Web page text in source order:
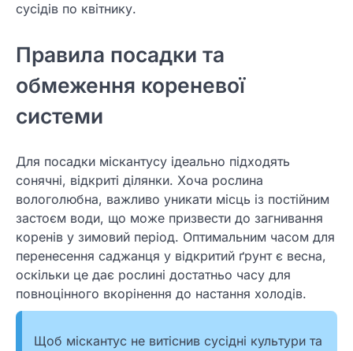
сусідів по квітнику.
Правила посадки та
обмеження кореневої
системи
Для посадки міскантусу ідеально підходять
сонячні, відкриті ділянки. Хоча рослина
вологолюбна, важливо уникати місць із постійним
застоєм води, що може призвести до загнивання
коренів у зимовий період. Оптимальним часом для
перенесення саджанця у відкритий ґрунт є весна,
оскільки це дає рослині достатньо часу для
повноцінного вкорінення до настання холодів.
Щоб міскантус не витіснив сусідні культури та